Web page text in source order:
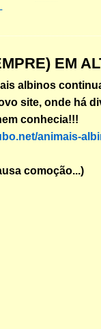
EM
albinos
site, onde há
conhecia!!!
animais-
comoção...)